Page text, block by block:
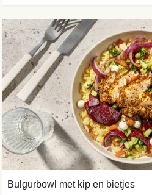
Bulgurbowl met kip en bietjes